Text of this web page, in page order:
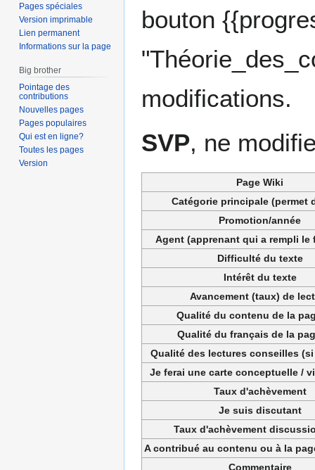
bouton
modifications.
SVP, ne
Page Wiki
Catégorie principale (permet
Promotion/année
Agent (apprenant qui a rempli le
Difficulté du texte
Intérêt du texte
Avancement (taux) de
Qualité du contenu de la
Qualité du français de la
Qualité des lectures conseilles
Je ferai une carte conceptuelle /
Taux d'achèvement
Je suis discutant
Taux d'achèvement
A contribué au contenu ou à la
Commentaire
Pages spéciales
Version imprimable
Lien permanent
Informations sur la page
Big brother
Pointage des
contributions
Nouvelles pages
Pages populaires
Qui est en ligne?
Toutes les pages
Version